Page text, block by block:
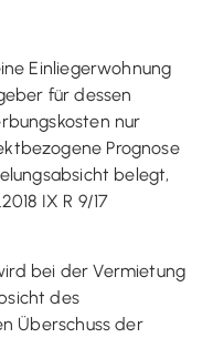
Einliegerwohnung
für dessen
nur
Prognose
belegt,
IX R 9/17
bei der Vermietung
des
Überschuss der